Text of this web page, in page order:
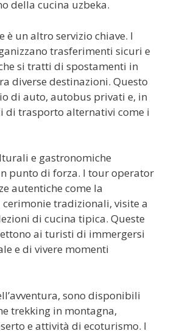
della cucina uzbeka.
è un altro servizio chiave. I
trasferimenti sicuri e
si tratti di spostamenti in
diverse destinazioni. Questo
di auto, autobus privati e, in
di trasporto alternativi come i
e gastronomiche
punto di forza. I tour operator
autentiche come la
tradizionali, visite a
di cucina tipica. Queste
ai turisti di immergersi
e di vivere momenti
sono disponibili
trekking in montagna,
e attività di ecoturismo. I